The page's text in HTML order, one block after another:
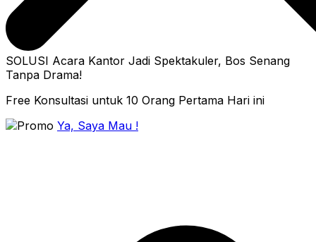
SOLUSI Acara Kantor Jadi Spektakuler, Bos Senang
Tanpa Drama!
Free Konsultasi untuk 10 Orang Pertama Hari ini
Ya, Saya Mau !